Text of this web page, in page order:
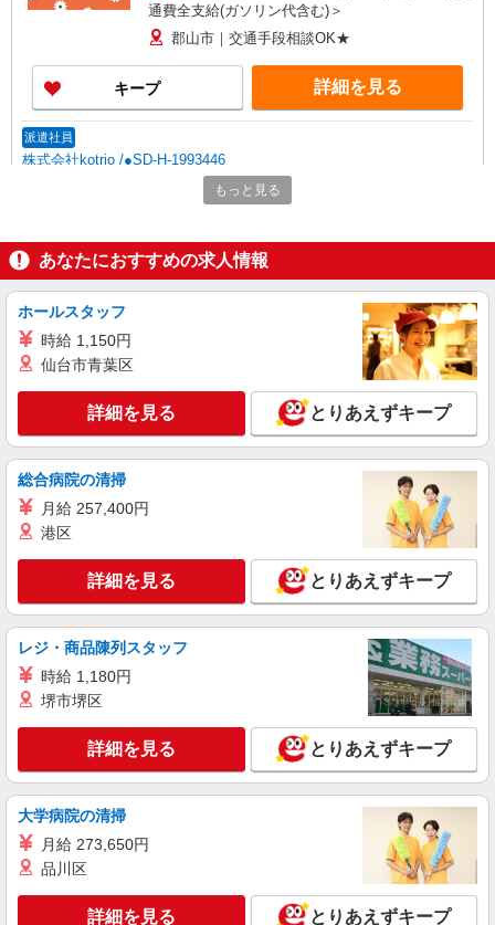
通費全支給(ガソリン代含む)＞
郡山市｜交通手段相談OK★
キープ 詳細を見る
派遣社員
株式会社kotrio /●SD-H-1993446
郡山市の障がい者デイサービスで見守りなど
★30・40代活躍中
通費全支給(ガソリン代含む)＞
郡山市
キープ 詳細を見る
株式会社kotrio /●SD-H-2066199
郡山市｜障がい者支援員≪残業なし◎週3日〜
シフト相談OK！≫
時給1350円〜2062円 ＜日払い有/週払い有/交
キープ 詳細を見る
株式会社kotrio /●SD-H-1975239
郡山市｜障がい者施設で軽作業の見守りなど＊
時給1350円〜2062円 ＜日払い有/週払い有/交
通費全支給(ガソリン代含む)＞
福島県郡山市
キープ 詳細を見る
もっと見る
あなたにおすすめの求人情報
ホールスタッフ
時給 1,150円
仙台市青葉区
詳細を見る とりあえずキープ
総合病院の清掃
月給 257,400円
港区
詳細を見る とりあえずキープ
レジ・商品陳列スタッフ
時給 1,180円
堺市堺区
詳細を見る とりあえずキープ
大学病院の清掃
月給 273,650円
品川区
詳細を見る とりあえずキープ